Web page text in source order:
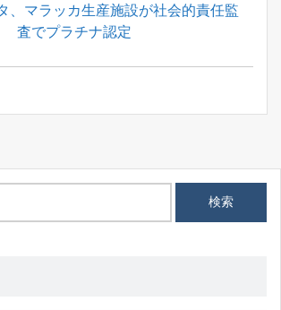
、マラッカ生産施設が社会的責任監
査でプラチナ認定